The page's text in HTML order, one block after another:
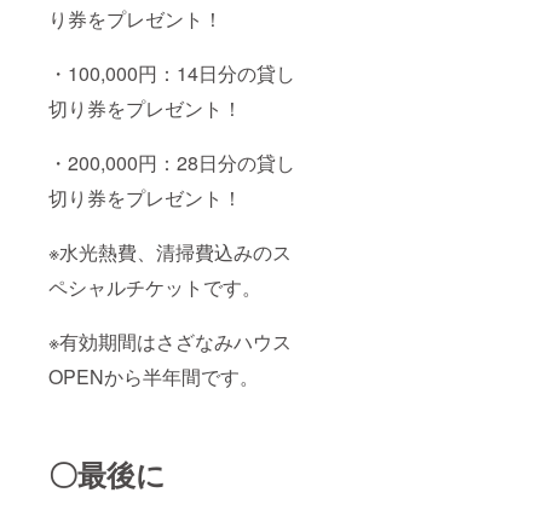
り券をプレゼント！
・100,000円：14日分の貸し
切り券をプレゼント！
・200,000円：28日分の貸し
切り券をプレゼント！
※水光熱費、清掃費込みのス
ペシャルチケットです。
※有効期間はさざなみハウス
OPENから半年間です。
〇最後に